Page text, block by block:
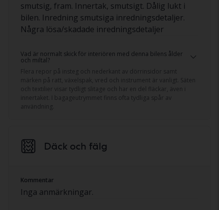
smutsig, fram. Innertak, smutsigt. Dålig lukt i
bilen. Inredning smutsiga inredningsdetaljer.
Några lösa/skadade inredningsdetaljer
Vad är normalt skick för interiören med denna bilens ålder
och miltal?
Flera repor på insteg och nederkant av dörrinsidor samt
märken på ratt, växelspak, vred och instrument är vanligt. Säten
och textilier visar tydligt slitage och har en del fläckar, även i
innertaket. I bagageutrymmet finns ofta tydliga spår av
användning.
Däck och fälg
Kommentar
Inga anmärkningar.